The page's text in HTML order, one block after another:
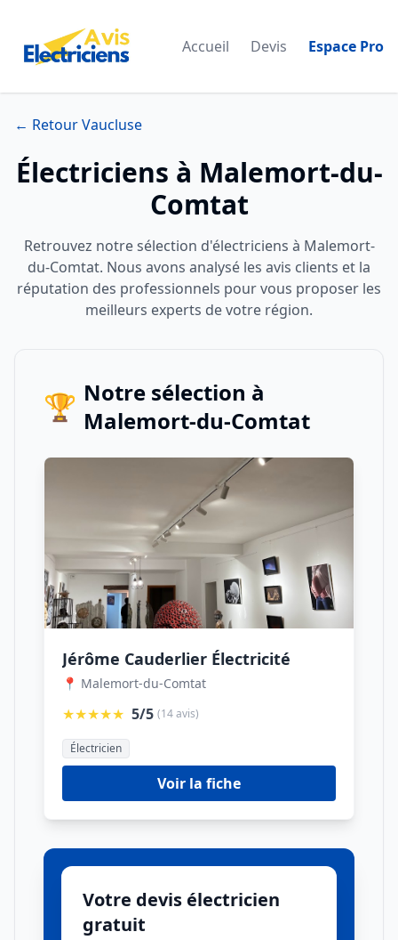
Accueil Devis Espace Pro
← Retour Vaucluse
Électriciens à Malemort-du-
Comtat
Retrouvez notre sélection d'électriciens à Malemort-
du-Comtat. Nous avons analysé les avis clients et la
réputation des professionnels pour vous proposer les
meilleurs experts de votre région.
🏆 Notre sélection à
Malemort-du-Comtat
Jérôme Cauderlier Électricité
📍 Malemort-du-Comtat
★★★★★ 5/5 (14 avis)
Électricien
Voir la fiche
Votre devis électricien
gratuit